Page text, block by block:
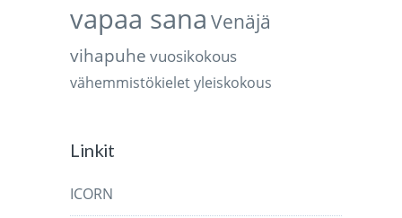
vapaa sana Venäjä
vihapuhe vuosikokous
vähemmistökieletyleiskokous
Linkit
ICORN